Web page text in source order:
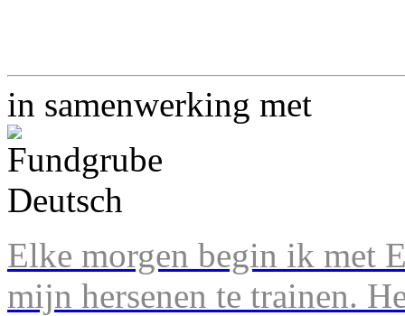
in samenwerking met
Elke morgen begin ik met
mijn hersenen te trainen.